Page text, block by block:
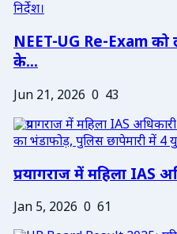
NEET-UG Re-Exam को
के...
Jun 21, 2026 0 43
प्रयागराज में महिला IAS
Jan 5, 2026 0 61